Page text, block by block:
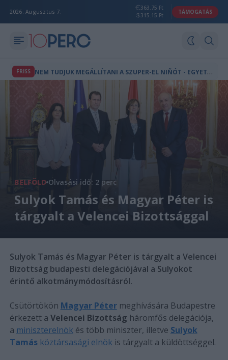
2026. Augusztus 7.
363.75 Ft
315.15 Ft
TÁMOGATÁS
FRISS N
EM TUDJUK MEGÁLLÍTANI A SZUPER-EL NIÑÓT - EGYETLEN ESEMÉNY IS VÉGLEG ÁTBILLENTHET TELJES ÖKOSZISZTÉMÁKAT
BELFÖLD Olvasási idő: 2 perc
Sulyok Tamás és Magyar Péter is
tárgyalt a Velencei Bizottsággal
Sulyok Tamás és Magyar Péter is tárgyalt a Velencei
Bizottság budapesti delegációjával a Sulyokot
érintő alkotmánymódosításról.
Csütörtökön Magyar Pétermeghívására Budapestre
érkezett a Velencei Bizottság háromfős delegációja,
a miniszterelnök és több miniszter, illetve Sulyok
Tamás köztársasági elnök is tárgyalt a küldöttséggel.